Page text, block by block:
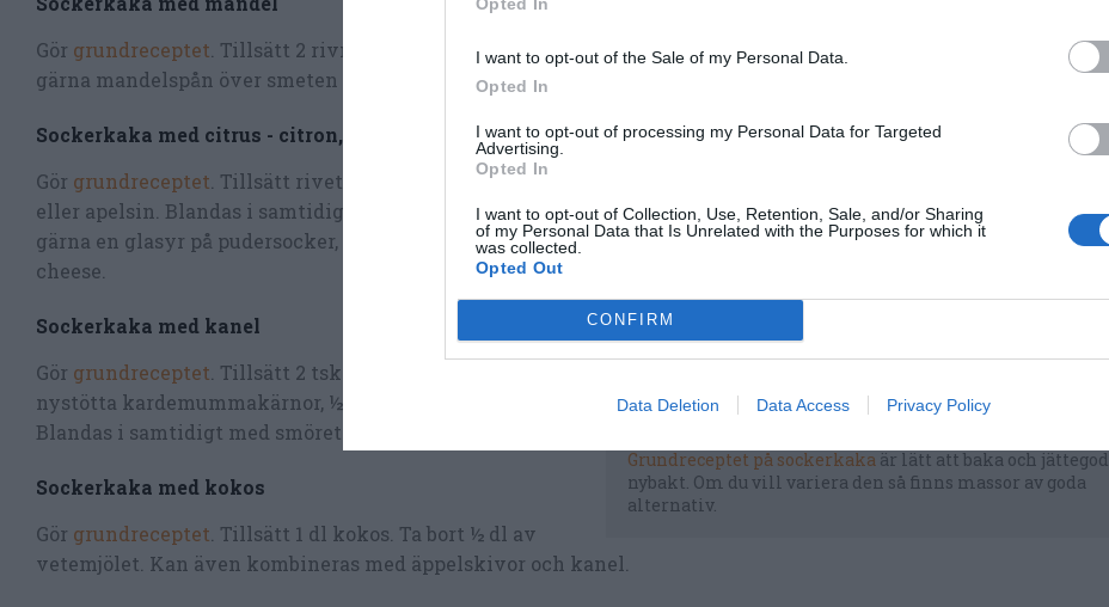
I want to opt-out of the Sale of my Personal Data.
Opted In
I want to opt-out of processing my Personal Data for Targeted
Advertising.
Opted In
I want to opt-out of Collection, Use, Retention, Sale, and/or Sharing
of my Personal Data that Is Unrelated with the Purposes for which it
was collected.
Opted Out
CONFIRM
Data Deletion Data Access Privacy Policy
Grundreceptet på sockerkaka är lätt att baka och jättegod
nybakt. Om du vill variera den så finns massor av goda
alternativ.
Gör grundreceptet . Tillsätt 2 rivna bittermandlar, strö
gärna mandelspån över smeten innan gräddning.
Sockerkaka med citrus - citron, lime eller apelsin
Gör grundreceptet . Tillsätt rivet skal av en citron, lime
eller apelsin. Blandas i samtidigt med smöret. Gör
gärna en glasyr på pudersocker, citrussaft och cream
cheese.
Sockerkaka med kanel
Gör grundreceptet . Tillsätt 2 tsk malen kanel, 1 tsk
nystötta kardemummakärnor, ½ tsk malen ingefära.
Blandas i samtidigt med smöret.
Sockerkaka med kokos
Gör grundreceptet . Tillsätt 1 dl kokos. Ta bort ½ dl av
vetemjölet. Kan även kombineras med äppelskivor och kanel.